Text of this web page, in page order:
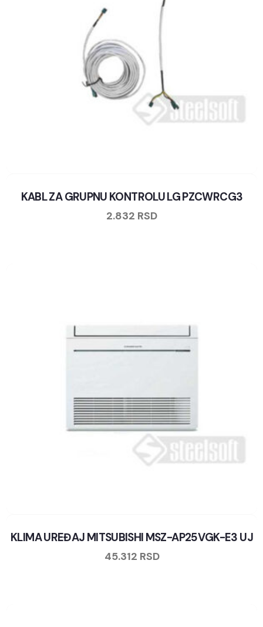
KABL ZA GRUPNU KONTROLU LG PZCWRCG3
2.832 RSD
KLIMA UREĐAJ MITSUBISHI MSZ-AP25VGK-E3 UJ
45.312 RSD